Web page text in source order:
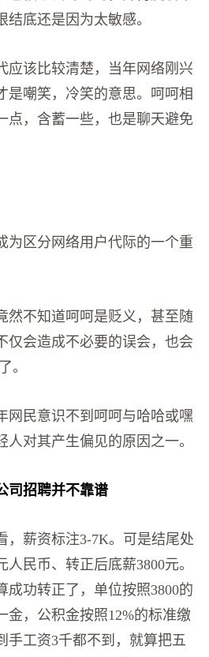
底还是因为太敏感。
应该比较清楚，当年网络刚兴
是嘲笑，冷笑的意思。呵呵相
点，含蓄一些，也是聊天避免
为区分网络用户代际的一个重
然不知道呵呵是贬义，甚至随
仅会造成不必要的误会，也会
。
网民意识不到呵呵与哈哈或嘿
人对其产生偏见的原因之一。
司招聘并不靠谱
，薪资标注3-7K。可是结尾处
人民币、转正后底薪3800元。
成功转正了，单位按照3800的
金，公积金按照12%的标准缴
手工资3千都不到，就算把五